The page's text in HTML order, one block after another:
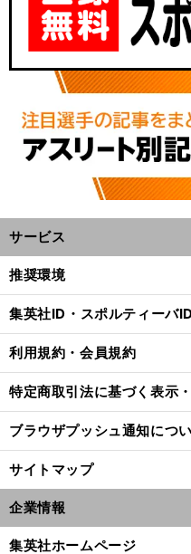
サービス
推奨環境
集英社ID・スポルティーバ
利用規約・会員規約
特定商取引法に基づく表示
ブラウザプッシュ通知につ
サイトマップ
企業情報
集英社ホームページ